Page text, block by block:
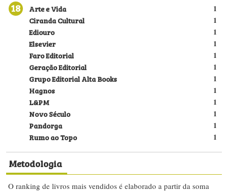
18 1
Arte e Vida
1
Ciranda Cultural
1
Ediouro
1
Elsevier
1
Faro Editorial
1
Geração Editorial
1
Grupo Editorial Alta Books
1
Hagnos
1
L&PM
1
Novo Século
1
Pandorga
1
Rumo ao Topo
Metodologia
O ranking de livros mais vendidos é elaborado a partir da soma